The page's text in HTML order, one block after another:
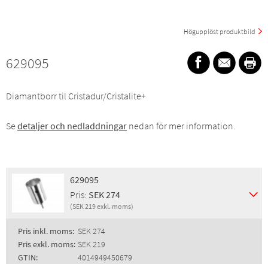
Högupplöst produktbild
629095
Diamantborr til Cristadur/Cristalite+
Se detaljer och nedladdningar nedan för mer information.
629095
Pris: SEK 274
(SEK 219 exkl. moms)
Pris inkl. moms: SEK 274
Pris exkl. moms: SEK 219
GTIN:
4014949450679